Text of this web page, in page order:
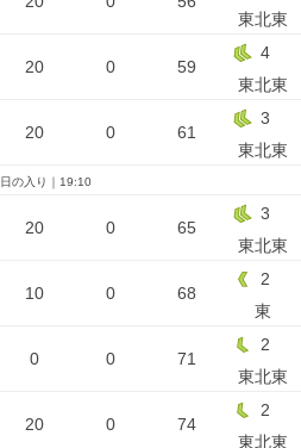
東北東
20 0 59
4
東北東
20 0 61
3
東北東
日の入り｜19:10
20 0 65
3
東北東
10 0 68
2
東
0 0 71
2
東北東
20 0 74
2
東北東